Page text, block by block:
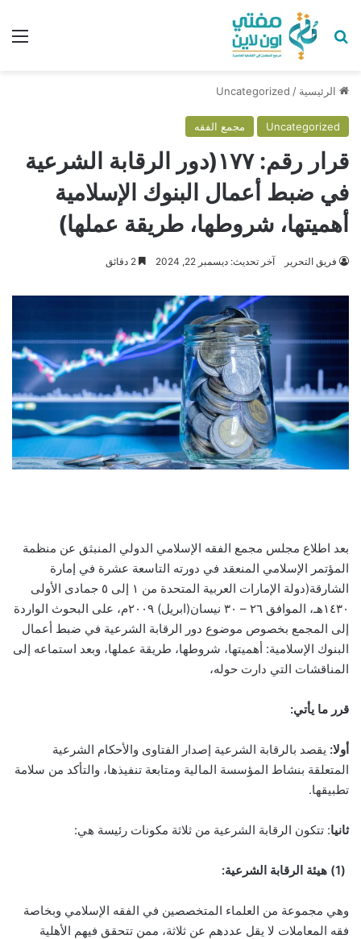
بحث عن
الرئيسية /
Uncategorized
Uncategorized مجمع الفقه
قرار رقم: ۱۷۷(دور الرقابة الشرعية
في ضبط أعمال البنوك الإسلامية
أهميتها، شروطها، طريقة عملها)
فريق التحرير آخر تحديث: ديسمبر 22, 2024
بعد اطلاع مجلس مجمع الفقه الإسلامي الدولي المنبثق عن منظمة
المؤتمر الإسلامي المنعقد في دورته التاسعة عشرة في إمارة
الشارقة(دولة الإمارات العربية المتحدة من ١ إلى ٥ جمادى الأولى
١٤٣٠هـ، الموافق ٢٦ – ٣٠ نیسان(ابريل) ۲۰۰۹م، على البحوث الواردة
إلى المجمع بخصوص موضوع دور الرقابة الشرعية في ضبط أعمال
البنوك الإسلامية: أهميتها، شروطها، طريقة عملها، وبعد استماعه إلى
المناقشات التي دارت حوله،
قرر ما يأتي:
أولا: يقصد بالرقابة الشرعية إصدار الفتاوى والأحكام الشرعية
المتعلقة بنشاط المؤسسة المالية ومتابعة تنفيذها، والتأكد من سلامة
تطبيقها.
ثانيا: تتكون الرقابة الشرعية من ثلاثة مكونات رئيسة هي:
(1) هيئة الرقابة الشرعية:
وهي مجموعة من العلماء المتخصصين في الفقه الإسلامي وبخاصة
فقه المعاملات لا يقل عددهم عن ثلاثة، ممن تتحقق فيهم الأهلية